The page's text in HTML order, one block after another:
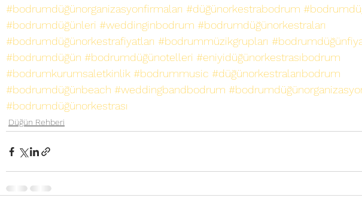
#bodrumdüğünorganizasyonfirmaları #düğünorkestrabodrum
#bodrumdüğünleri #weddinginbodrum #bodrumdüğünorkestraları
#bodrumdüğünorkestrafiyatları #bodrummüzikgrupları
#bodrumdüğün #bodrumdüğünotelleri #eniyidüğünorkestrasıbodrum
#bodrumkurumsaletkinlik #bodrummusic #düğünorkestralarıbodrum
#bodrumdüğünbeach #weddingbandbodrum
#bodrumdüğünorkestrası
Düğün Rehberi